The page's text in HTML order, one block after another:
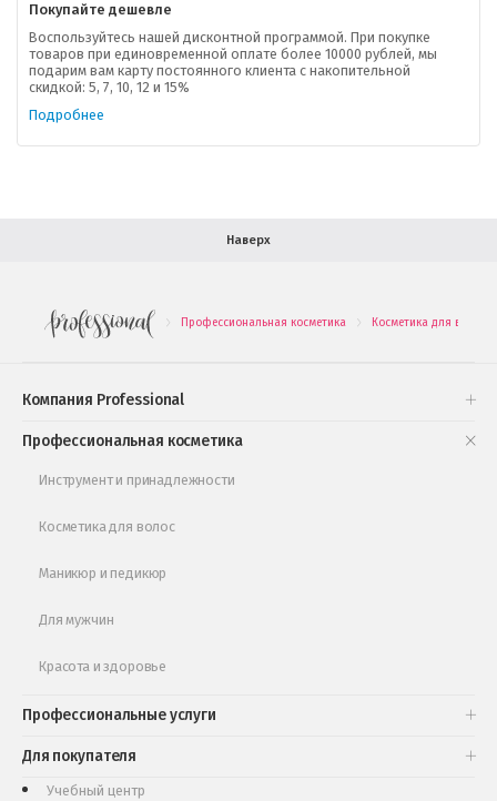
Покупайте дешевле
Воспользуйтесь нашей дисконтной программой. При покупке
товаров при единовременной оплате более 10000 рублей, мы
подарим вам карту постоянного клиента с накопительной
скидкой: 5, 7, 10, 12 и 15%
Подробнее
Наверх
. Профессиональная косметика . Косметика для волос
Компания Professional
В помощь покупателю
Форма обратной связи
Профессиональная косметика
Инструмент и принадлежности
Косметика для волос
Маникюр и педикюр
Для мужчин
Красота и здоровье
Профессиональные услуги
Для покупателя
Подарочные наборы
Обучающее видео
Учебный центр